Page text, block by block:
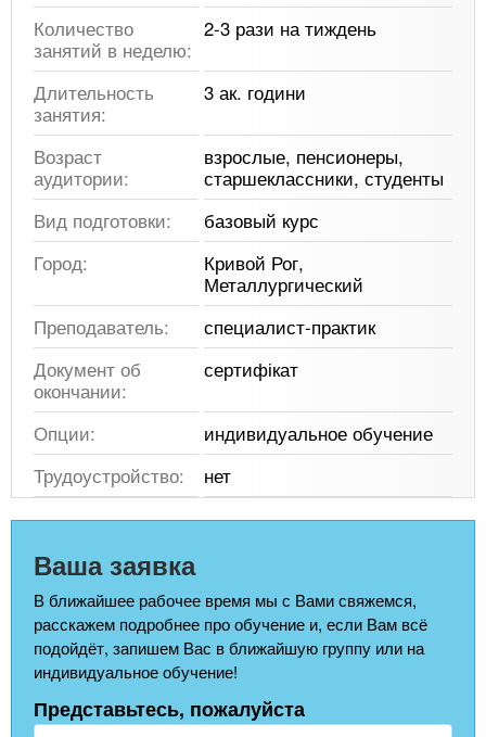
Количество
занятий в неделю:
2-3 рази на тиждень
Длительность
занятия:
3 ак. години
Возраст
аудитории:
взрослые, пенсионеры,
старшеклассники, студенты
Вид подготовки:
базовый курс
Город:
Кривой Рог,
Металлургический
Преподаватель:
специалист-практик
Документ об
окончании:
сертифікат
Опции:
индивидуальное обучение
Трудоустройство:
нет
Ваша заявка
В ближайшее рабочее время мы с Вами свяжемся,
расскажем подробнее про обучение и, если Вам всё
подойдёт, запишем Вас в ближайшую группу или на
индивидуальное обучение!
Представьтесь, пожалуйста